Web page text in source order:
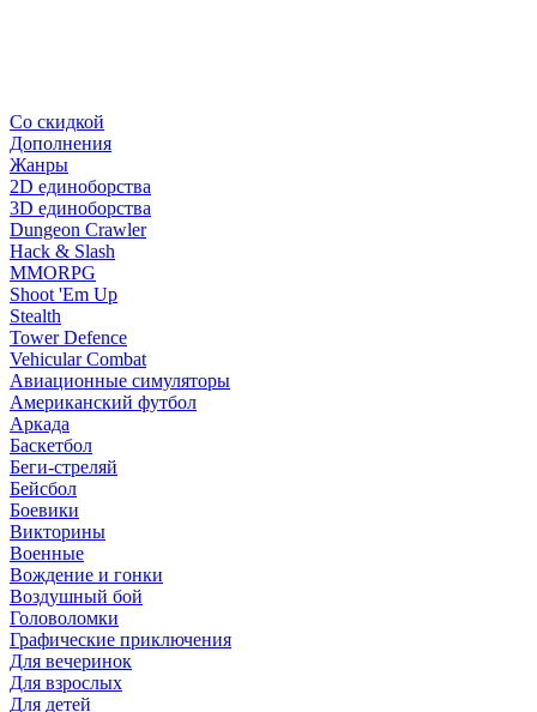
Со скидкой
Дополнения
Жанры
2D единоборства
3D единоборства
Dungeon Crawler
Hack & Slash
MMORPG
Shoot 'Em Up
Stealth
Tower Defence
Vehicular Combat
Авиационные симуляторы
Американский футбол
Аркада
Баскетбол
Беги-стреляй
Бейсбол
Боевики
Викторины
Военные
Вождение и гонки
Воздушный бой
Головоломки
Графические приключения
Для вечеринок
Для взрослых
Для детей